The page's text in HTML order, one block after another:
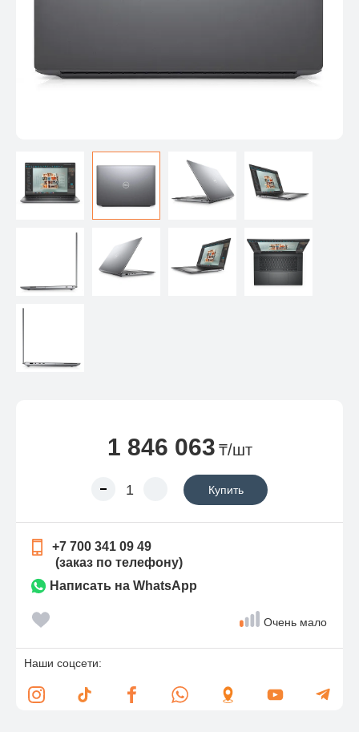
1 846 063 ₸/шт
Купить
+7 700 341 09 49
(заказ по телефону)
Написать на WhatsApp
Очень мало
Наши соцсети: